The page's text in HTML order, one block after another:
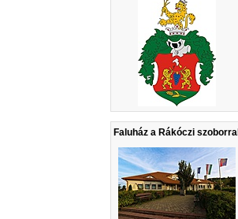
Faluház a Rákóczi szoborral